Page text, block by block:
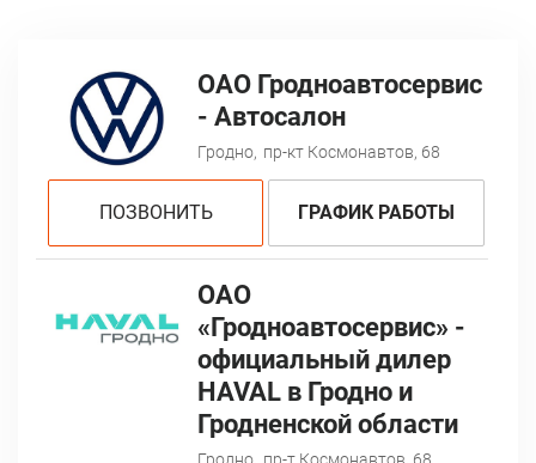
ОАО Гродноавтосервис
- Автосалон
Гродно, пр-кт Космонавтов, 68
ПОЗВОНИТЬ ГРАФИК РАБОТЫ
ОАО
«Гродноавтосервис» -
официальный дилер
HAVAL в Гродно и
Гродненской области